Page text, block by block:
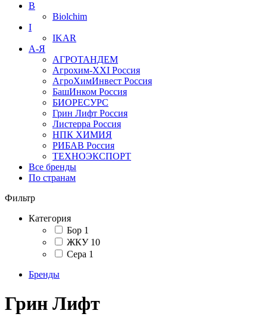
B
Biolchim
I
IKAR
А-Я
АГРОТАНДЕМ
Агрохим-XXI Россия
АгроХимИнвест Россия
БашИнком Россия
БИОРЕСУРС
Грин Лифт Россия
Листерра Россия
НПК ХИМИЯ
РИБАВ Россия
ТЕХНОЭКСПОРТ
Все бренды
По странам
Фильтр
Категория
Бор 1
ЖКУ 10
Сера 1
Бренды
Грин Лифт